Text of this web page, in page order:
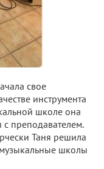
свое
инструмента
школе она
преподавателем.
Таня решила
школы